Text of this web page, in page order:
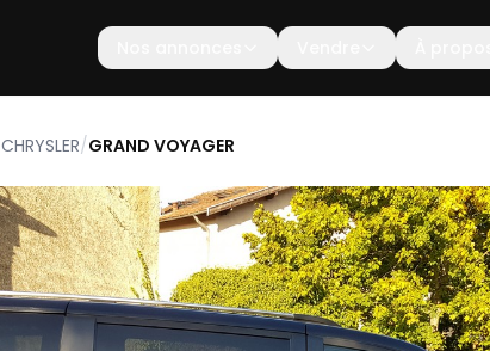
CHRYSLER/GRAND VOYAGER